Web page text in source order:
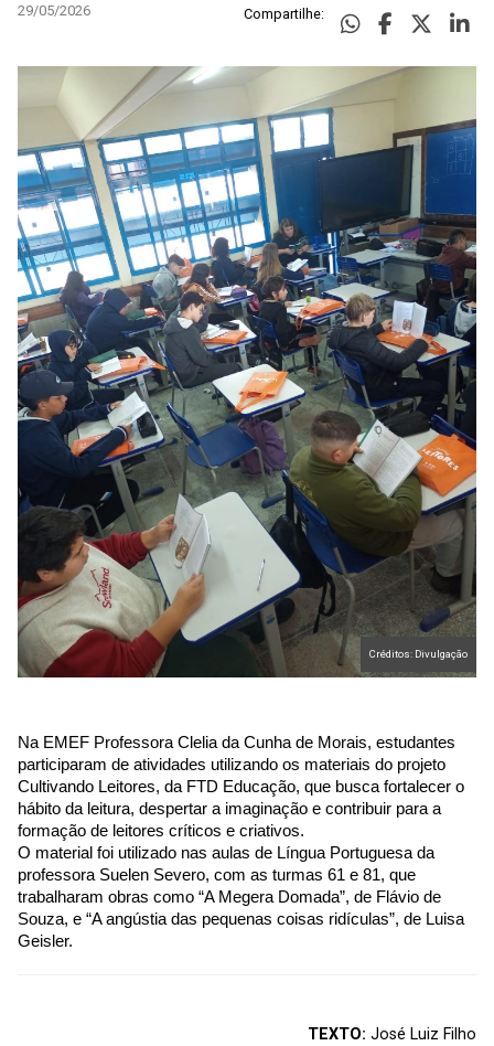
29/05/2026 Compartilhe:
Créditos: Divulgação
Na EMEF Professora Clelia da Cunha de Morais, estudantes
participaram de atividades utilizando os materiais do projeto
Cultivando Leitores, da FTD Educação, que busca fortalecer o
hábito da leitura, despertar a imaginação e contribuir para a
formação de leitores críticos e criativos.
O material foi utilizado nas aulas de Língua Portuguesa da
professora Suelen Severo, com as turmas 61 e 81, que
trabalharam obras como “A Megera Domada”, de Flávio de
Souza, e “A angústia das pequenas coisas ridículas”, de Luisa
Geisler.
TEXTO: José Luiz Filho